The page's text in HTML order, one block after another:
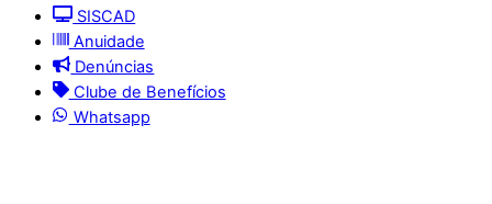
SISCAD
Anuidade
Denúncias
Clube de Benefícios
Whatsapp